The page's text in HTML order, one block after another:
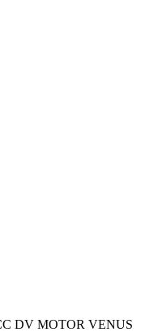
DV MOTOR VENUS